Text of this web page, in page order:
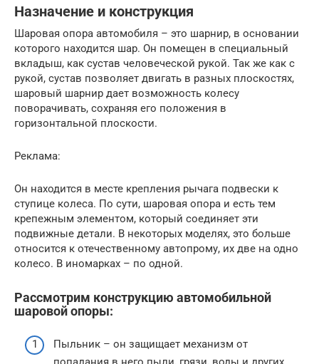
Назначение и конструкция
Шаровая опора автомобиля – это шарнир, в основании
которого находится шар. Он помещен в специальный
вкладыш, как сустав человеческой рукой. Так же как с
рукой, сустав позволяет двигать в разных плоскостях,
шаровый шарнир дает возможность колесу
поворачивать, сохраняя его положения в
горизонтальной плоскости.
Реклама:
Он находится в месте крепления рычага подвески к
ступице колеса. По сути, шаровая опора и есть тем
крепежным элементом, который соединяет эти
подвижные детали. В некоторых моделях, это больше
относится к отечественному автопрому, их две на одно
колесо. В иномарках – по одной.
Рассмотрим конструкцию автомобильной
шаровой опоры:
Пыльник – он защищает механизм от